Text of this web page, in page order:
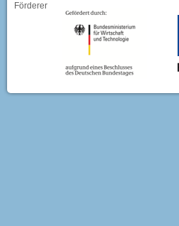
Förderer